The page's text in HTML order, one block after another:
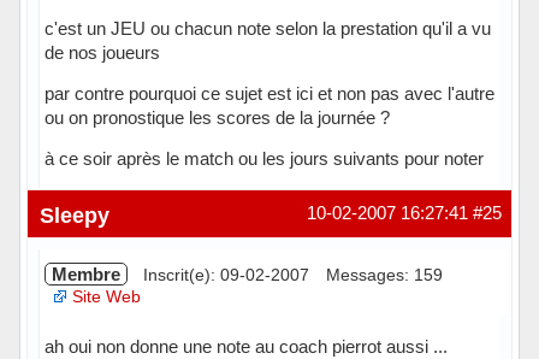
c'est un JEU ou chacun note selon la prestation qu'il a vu
de nos joueurs
par contre pourquoi ce sujet est ici et non pas avec l'autre
ou on pronostique les scores de la journée ?
à ce soir après le match ou les jours suivants pour noter
Hors ligne #25
10-02-2007 16:27:41
Sleepy
Membre Inscrit(e): 09-02-2007
Messages: 159
Site Web
ah oui non donne une note au coach pierrot aussi ...